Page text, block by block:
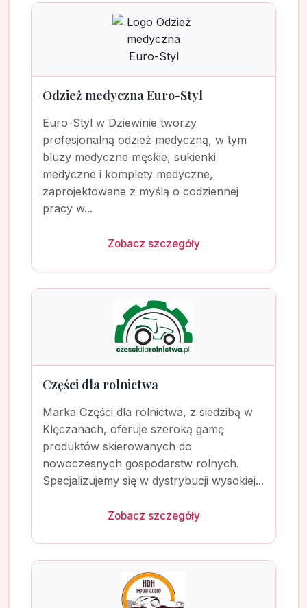
Odzież medyczna Euro-Styl
Euro-Styl w Dziewinie tworzy
profesjonalną odzież medyczną, w tym
bluzy medyczne męskie, sukienki
medyczne i komplety medyczne,
zaprojektowane z myślą o codziennej
pracy w...
Zobacz szczegóły
Części dla rolnictwa
Marka Części dla rolnictwa, z siedzibą w
Klęczanach, oferuje szeroką gamę
produktów skierowanych do
nowoczesnych gospodarstw rolnych.
Specjalizujemy się w dystrybucji wysokiej...
Zobacz szczegóły